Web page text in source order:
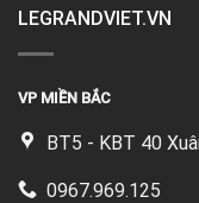
LEGRANDVIET.VN
VP MIỀN BẮC
BT5 - KBT 40
0967.969.125